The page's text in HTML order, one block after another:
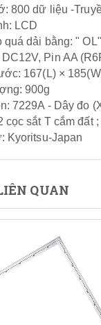
800 dữ liệu -
LCD
quá dải bằng: " OL"
Pin AA
167(L) ×
900g
7229A - Dây đo
cọc sắt T cắm đất
Kyoritsu-Japan
QUAN